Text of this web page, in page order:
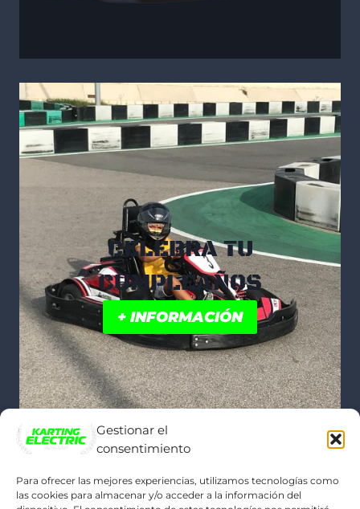
Gestionar el
consentimiento
Para ofrecer las mejores experiencias, utilizamos tecnologías como
las cookies para almacenar y/o acceder a la información del
CELEBRA TU
CUMPLEAÑOS
+ INFORMACIÓN